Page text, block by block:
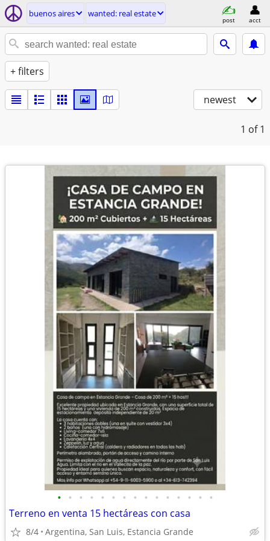
buenos aires wanted: real estate
post acct
+ filters
newest
1 of 1
• • • • • • • • • • • • • • •
Terreno en venta 15 hectáreas con casa
8/4 Argentina, San Luis, Estancia Grande